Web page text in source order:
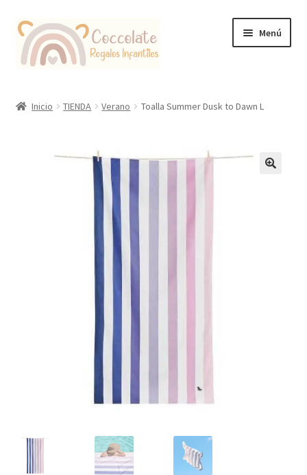
Ir
la
Ir
contenido
Menú
Inicio TIENDA Verano Toalla Summer Dusk to Dawn L